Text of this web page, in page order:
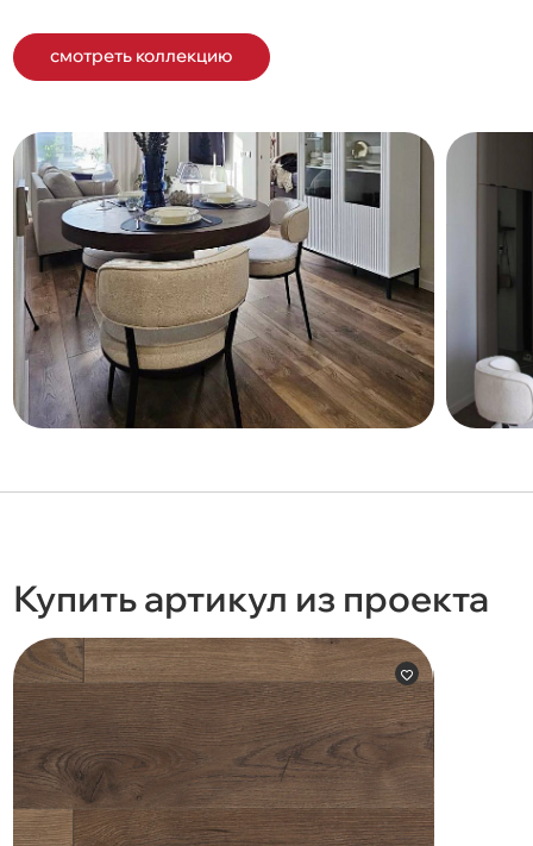
смотреть коллекцию
Купить артикул из проекта